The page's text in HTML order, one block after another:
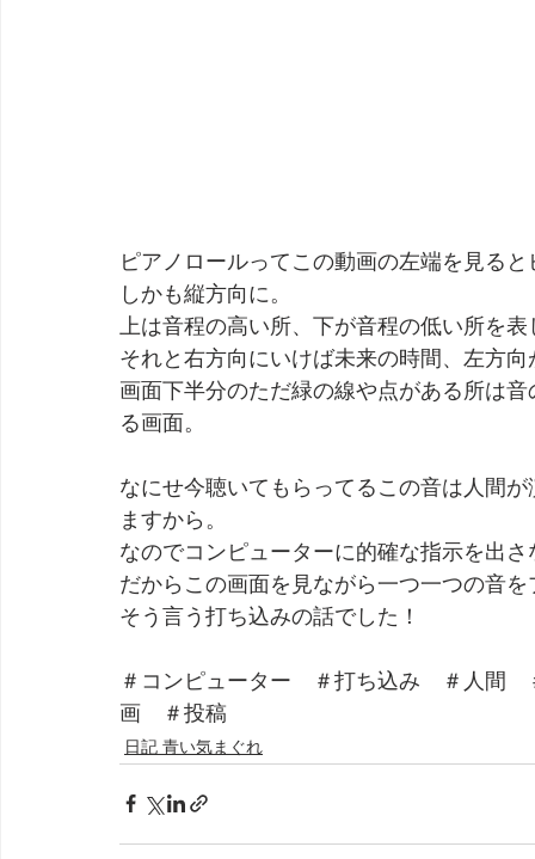
ピアノロールってこの動画の左端を見る
しかも縦方向に。
上は音程の高い所、下が音程の低い所を
それと右方向にいけば未来の時間、左方
画面下半分のただ緑の線や点がある所は
る画面。
なにせ今聴いてもらってるこの音は人間
ますから。
なのでコンピューターに的確な指示を出
だからこの画面を見ながら一つ一つの音
そう言う打ち込みの話でした！
＃コンピューター　＃打ち込み　＃人間
画　＃投稿
日記 青い気まぐれ